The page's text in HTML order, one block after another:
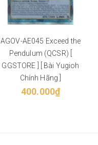
AGOV-AE045 Exceed the
Pendulum (QCSR) [
GGSTORE ] [ Bài Yugioh
Chính Hãng ]
400.000₫